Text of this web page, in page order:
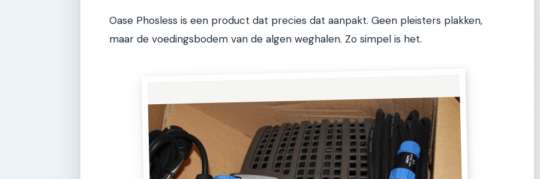
Oase Phosless is een product dat precies dat aanpakt. Geen pleisters plakken,
maar de voedingsbodem van de algen weghalen. Zo simpel is het.